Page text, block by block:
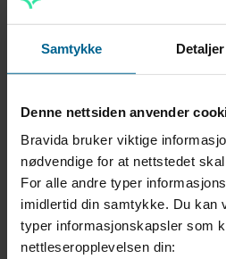
Samtykke Detaljer
Denne nettsiden anvender
Bravida bruker viktige
nødvendige for at nettstedet
For alle andre typer
imidlertid din samtykke. Du kan
typer informasjonskapsler som
nettleseropplevelsen din:
GreenHub Bergen